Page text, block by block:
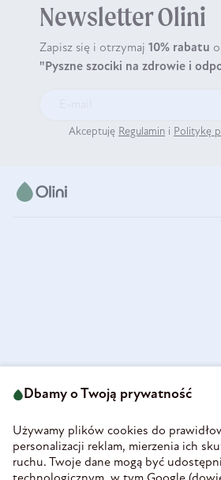
Newsletter Olini
Zapisz się i otrzymaj 10% rabatu
"Pyszne szociki na zdrowie i
Akceptuję Regulamin i Politykę
58-160 Świebodzice
REGON 890213034
INFORMACJE
Dbamy o Twoją prywatność
Używamy plików cookies do
personalizacji reklam, mierzenia ich
ruchu. Twoje dane mogą być